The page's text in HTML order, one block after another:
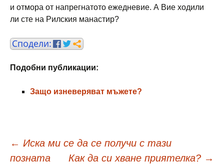
и отмора от напрегнатото ежедневие. А Вие ходили
ли сте на Рилския манастир?
Подобни публикации:
Защо изневеряват мъжете?
Навигация
← Иска ми се да се получи с тази
позната
Как да си хване приятелка? →